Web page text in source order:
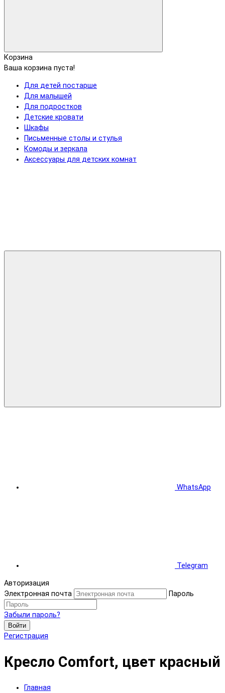
Корзина
Ваша корзина пуста!
Для детей постарше
Для малышей
Для подростков
Детские кровати
Шкафы
Письменные столы и стулья
Комоды и зеркала
Аксессуары для детских комнат
WhatsApp
Telegram
Авторизация
Электронная почта
Пароль
Забыли пароль?
Войти
Регистрация
Кресло Comfort, цвет красный
Главная